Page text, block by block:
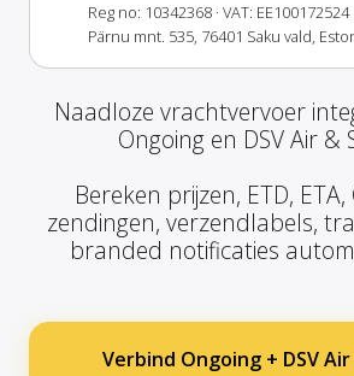
Reg no: 10342368 · VAT: EE100172524
Pärnu mnt. 535, 76401 Saku vald,
Naadloze vrachtvervoer
Ongoing en DSV Air &
Bereken prijzen, ETD,
zendingen, verzendlabels,
branded notificaties
Verbind Ongoing + DSV Air